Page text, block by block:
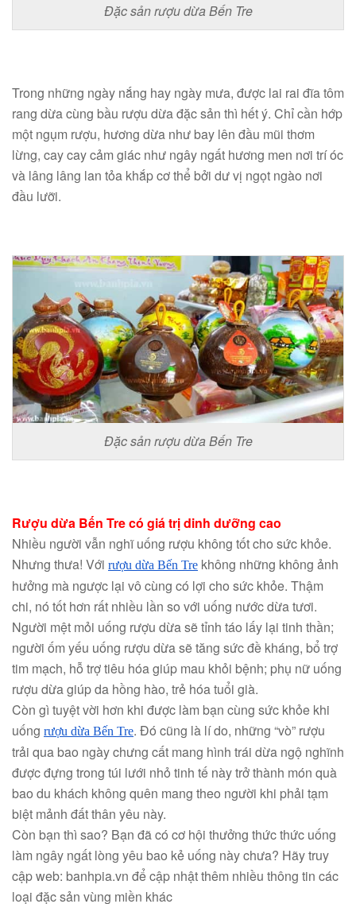
Đặc sản rượu dừa Bến Tre
Trong những ngày nắng hay ngày mưa, được lai rai đĩa tôm
rang dừa cùng bầu rượu dừa đặc sản thì hết ý. Chỉ cần hớp
một ngụm rượu, hương dừa như bay lên đầu mũi thơm
lừng, cay cay cảm giác như ngây ngất hương men nơi trí óc
và lâng lâng lan tỏa khắp cơ thể bởi dư vị ngọt ngào nơi
đầu lưỡi.
Đặc sản rượu dừa Bến Tre
Rượu dừa Bến Tre có giá trị dinh dưỡng cao
Nhiều người vẫn nghĩ uống rượu không tốt cho sức khỏe.
Nhưng thưa! Với rượu dừa Bến Tre không những không ảnh
hưởng mà ngược lại vô cùng có lợi cho sức khỏe. Thậm
chi, nó tốt hơn rất nhiều lần so với uống nước dừa tươi.
Người mệt mỏi uống rượu dừa sẽ tỉnh táo lấy lại tinh thần;
người ốm yếu uống rượu dừa sẽ tăng sức đề kháng, bổ trợ
tim mạch, hỗ trợ tiêu hóa giúp mau khỏi bệnh; phụ nữ uống
rượu dừa giúp da hồng hào, trẻ hóa tuổi già.
Còn gì tuyệt vời hơn khi được làm bạn cùng sức khỏe khi
uống rượu dừa Bến Tre. Đó cũng là lí do, những “vò” rượu
trải qua bao ngày chưng cất mang hình trái dừa ngộ nghĩnh
được đựng trong túi lưới nhỏ tinh tế này trở thành món quà
bao du khách không quên mang theo người khi phải tạm
biệt mảnh đất thân yêu này.
Còn bạn thì sao? Bạn đã có cơ hội thưởng thức thức uống
làm ngây ngất lòng yêu bao kẻ uống này chưa? Hãy truy
cập web: banhpia.vn để cập nhật thêm nhiều thông tin các
loại đặc sản vùng miền khác